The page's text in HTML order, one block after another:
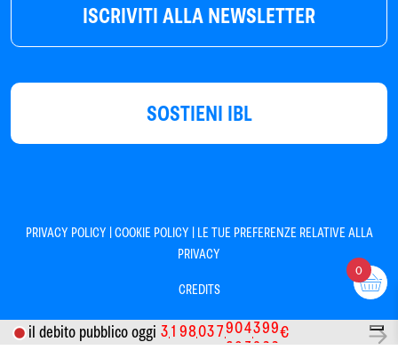
ISCRIVITI ALLA NEWSLETTER
SOSTIENI IBL
PRIVACY POLICY |COOKIE POLICY | LE TUE PREFERENZE RELATIVE ALLA
PRIVACY
CREDITS
il debito pubblico oggi 31 98037904399€
0